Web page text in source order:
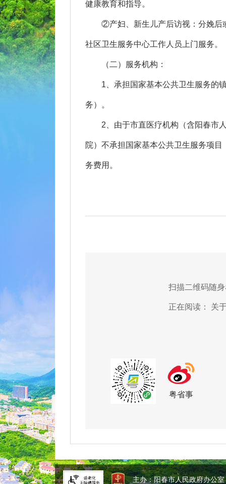
健康教育和指导。
②产妇、新生儿产后访视：分娩后
社区卫生服务中心工作人员上门服务。
（二）服务机构：
1、承担国家基本公共卫生服务的镇
务）。
2、由于市直医疗机构（含阳春市人
院）不承担国家基本公共卫生服务项
务费用。
扫描二维码随
正在阅读： 关
粤省事
主办：阳春市人民政府办公室